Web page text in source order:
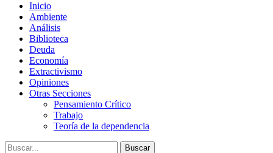
Inicio
Ambiente
Análisis
Biblioteca
Deuda
Economía
Extractivismo
Opiniones
Otras Secciones
Pensamiento Crítico
Trabajo
Teoría de la dependencia